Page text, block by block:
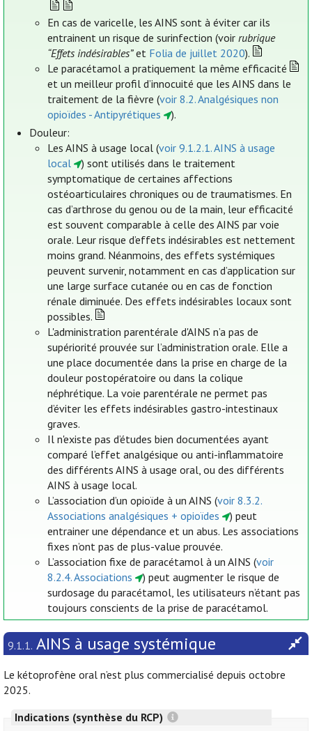
En cas de varicelle, les AINS sont à éviter car ils
entrainent un risque de surinfection (voirrubrique
“Effets indésirables”et Folia de juillet 2020).
Le paracétamol a pratiquement la même efficacité
et un meilleur profil d’innocuité que les AINS dans le
traitement de la fièvre (voir 8.2. Analgésiques non
opioïdes - Antipyrétiques
).
Douleur:
Les AINS à usage local (voir 9.1.2.1. AINS à usage
local
) sont utilisés dans le traitement
symptomatique de certaines affections
ostéoarticulaires chroniques ou de traumatismes. En
cas d’arthrose du genou ou de la main, leur efficacité
est souvent comparable à celle des AINS par voie
orale. Leur risque d’effets indésirables est nettement
moins grand. Néanmoins, des effets systémiques
peuvent survenir, notamment en cas d’application sur
une large surface cutanée ou en cas de fonction
rénale diminuée. Des effets indésirables locaux sont
possibles.
L'administration parentérale d'AINS n’a pas de
supériorité prouvée sur l’administration orale. Elle a
une place documentée dans la prise en charge de la
douleur postopératoire ou dans la colique
néphrétique. La voie parentérale ne permet pas
d’éviter les effets indésirables gastro-intestinaux
graves.
Il n'existe pas d’études bien documentées ayant
comparé l’effet analgésique ou anti-inflammatoire
des différents AINS à usage oral, ou des différents
AINS à usage local.
L’association d’un opioïde à un AINS (voir 8.3.2.
Associations analgésiques + opioïdes
) peut
entrainer une dépendance et un abus. Les associations
fixes n’ont pas de plus-value prouvée.
L’association fixe de paracétamol à un AINS (voir
8.2.4. Associations
) peut augmenter le risque de
surdosage du paracétamol, les utilisateurs n’étant pas
toujours conscients de la prise de paracétamol.
9.1.1. AINS à usage systémique
Le kétoprofène oral n’est plus commercialisé depuis octobre
2025.
Indications (synthèse du RCP)